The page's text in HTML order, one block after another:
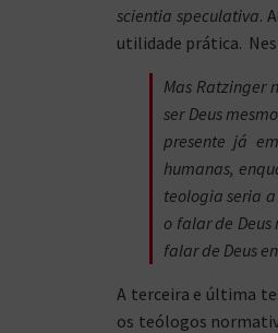
scientia speculativa.
utilidade prática.
Mas Ratzinger
ser Deus
presente já
humanas,
teologia seria a
o falar de Deus
falar de Deus
A terceira e última
os teólogos